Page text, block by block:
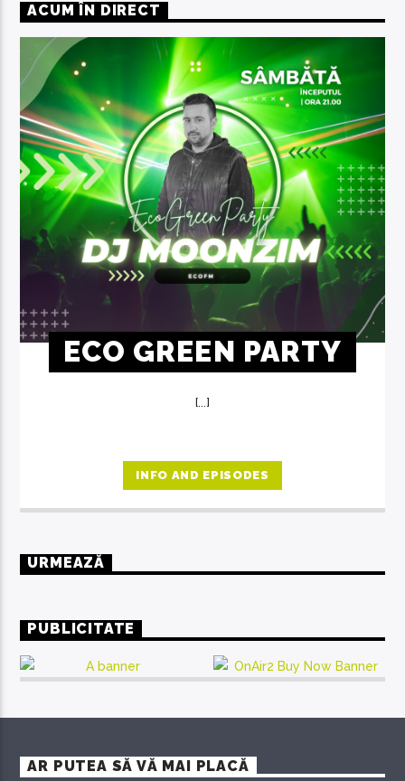
ACUM ÎN DIRECT
ECO GREEN PARTY
[...]
INFO AND EPISODES
URMEAZĂ
PUBLICITATE
AR PUTEA SĂ VĂ MAI PLACĂ